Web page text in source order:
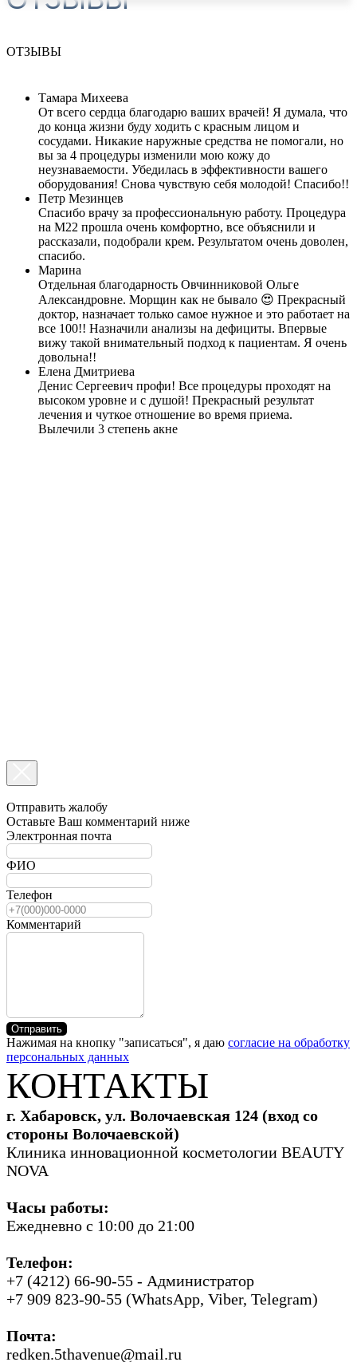
ОТЗЫВЫ
Тамара Михеева
От всего сердца благодарю ваших врачей! Я думала, что
до конца жизни буду ходить с красным лицом и
сосудами. Никакие наружные средства не помогали, но
вы за 4 процедуры изменили мою кожу до
неузнаваемости. Убедилась в эффективности вашего
оборудования! Снова чувствую себя молодой! Спасибо!!
Петр Мезинцев
Спасибо врачу за профессиональную работу. Процедура
на М22 прошла очень комфортно, все объяснили и
рассказали, подобрали крем. Результатом очень доволен,
спасибо.
Марина
Отдельная благодарность Овчинниковой Ольге
Александровне. Морщин как не бывало 😍 Прекрасный
доктор, назначает только самое нужное и это работает на
все 100!! Назначили анализы на дефициты. Впервые
вижу такой внимательный подход к пациентам. Я очень
довольна!!
Елена Дмитриева
Денис Сергеевич профи! Все процедуры проходят на
высоком уровне и с душой! Прекрасный результат
лечения и чуткое отношение во время приема.
Вылечили 3 степень акне
Отправить жалобу
Оставьте Ваш комментарий ниже
Электронная почта
ФИО
Телефон
Комментарий
Отправить
Нажимая на кнопку "записаться", я даю согласие на обработку
персональных данных
КОНТАКТЫ
г. Хабаровск, ул. Волочаевская 124 (вход со
стороны Волочаевской)
Клиника инновационной косметологии BEAUTY
NOVA
Часы работы:
Ежедневно с 10:00 до 21:00
Телефон:
+7 (4212) 66-90-55 - Администратор
+7 909 823-90-55 (WhatsApp, Viber, Telegram)
Почта:
redken.5thavenue@mail.ru